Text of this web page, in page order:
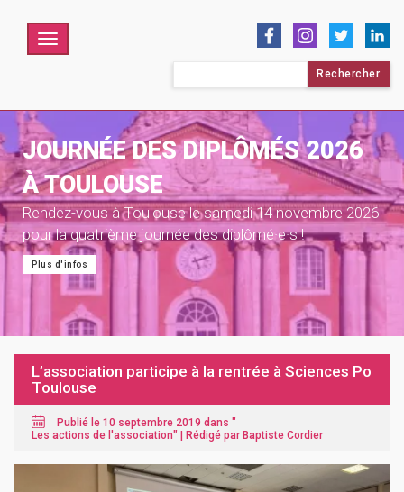
Menu
JOURNÉE DES DIPLÔMÉS 2026
À TOULOUSE
Rendez-vous à Toulouse le samedi 14 novembre 2026
pour la quatrième journée des diplômé·e·s !
Plus d'infos
L’association participe à la rentrée à Sciences Po
Toulouse
Publié le 10 septembre 2019 dans "
Les actions de l'association" | Rédigé par Baptiste Cordier